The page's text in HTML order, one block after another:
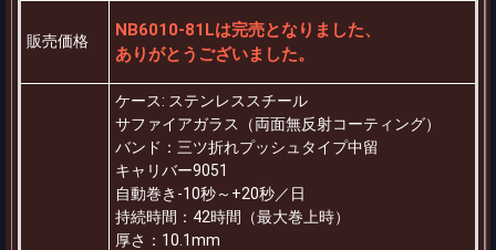
販売価格
NB6010-81Lは完売となりました、
ありがとうございました。
ケース: ステンレススチール
サファイアガラス（両面無反射コーティング）
バンド：三ツ折れプッシュタイプ中留
キャリバー9051
自動巻き-10秒～+20秒／日
持続時間：42時間（最大巻上時）
厚さ：10.1mm